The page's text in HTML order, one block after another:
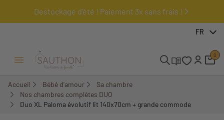
Destockage d'été ! Paiement 3x sans frais !
FR
Ouvrir/Fermer menu
0
Accueil Bébé d'amour
Sa chambre
Nos chambres complètes DUO
Duo XL Paloma évolutif lit 140x70cm + grande commode